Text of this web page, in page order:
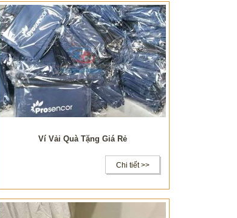
Ví Vải Quà Tặng Giá Rẻ
Chi tiết >>